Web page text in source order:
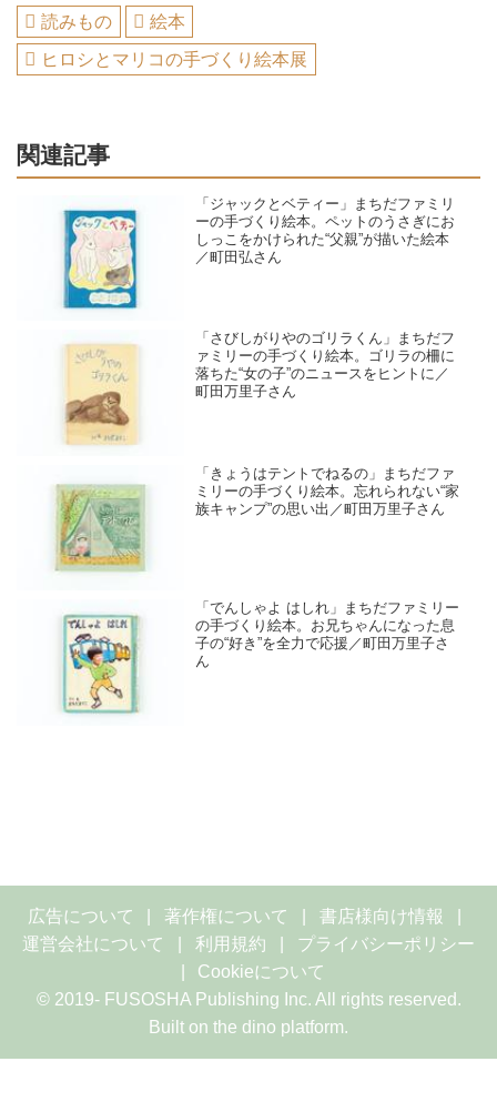
読みもの
絵本
ヒロシとマリコの手づくり絵本展
関連記事
「ジャックとベティー」まちだファミリ
ーの手づくり絵本。ペットのうさぎにお
しっこをかけられた“父親”が描いた絵本
／町田弘さん
「さびしがりやのゴリラくん」まちだフ
ァミリーの手づくり絵本。ゴリラの柵に
落ちた“女の子”のニュースをヒントに／
町田万里子さん
「きょうはテントでねるの」まちだファ
ミリーの手づくり絵本。忘れられない“家
族キャンプ”の思い出／町田万里子さん
「でんしゃよ はしれ」まちだファミリー
の手づくり絵本。お兄ちゃんになった息
子の“好き”を全力で応援／町田万里子さ
ん
広告について 著作権について
書店様向け情報
運営会社について
利用規約
プライバシーポリシー
Cookieについて
© 2019- FUSOSHA Publishing Inc. All rights reserved.
Built on the dino platform.